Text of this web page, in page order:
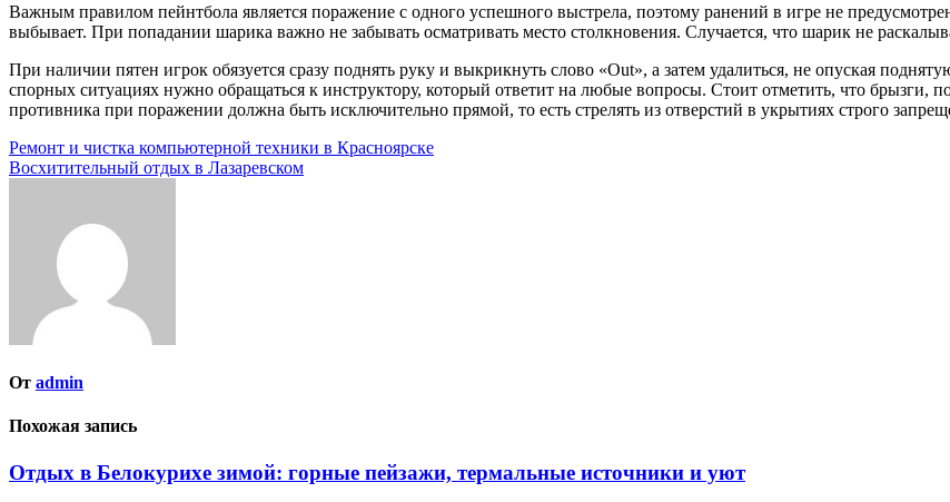
Важным правилом пейнтбола является поражение с одного успешного выстрела, поэтому ранений в игре не
выбывает. При попадании шарика важно не забывать осматривать место столкновения. Случается, что шарик не
При наличии пятен игрок обязуется сразу поднять руку и выкрикнуть слово «Out», а затем удалиться, не опуская
спорных ситуациях нужно обращаться к инструктору, который ответит на любые вопросы. Стоит отметить, что брызги,
противника при поражении должна быть исключительно прямой, то есть стрелять из отверстий в укрытиях строго
Навигация
по
Ремонт и чистка компьютерной техники в Красноярске
Восхитительный отдых в Лазаревском
От admin
Похожая запись
Отдых в Белокурихе зимой: горные пейзажи, термальные источники и уют